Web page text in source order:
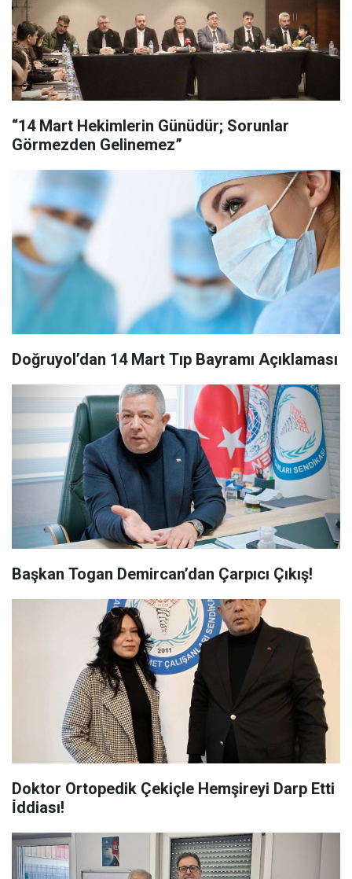
“14 Mart Hekimlerin Günüdür; Sorunlar
Görmezden Gelinemez”
Doğruyol’dan 14 Mart Tıp Bayramı Açıklaması
Başkan Togan Demircan’dan Çarpıcı Çıkış!
Doktor Ortopedik Çekiçle Hemşireyi Darp Etti
İ̇ddiası!